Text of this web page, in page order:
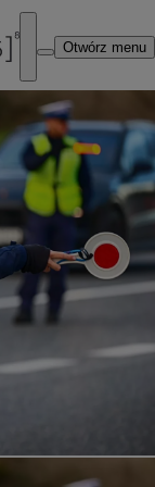
Otwórz menu